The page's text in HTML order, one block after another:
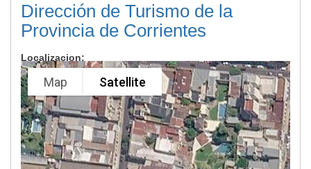
Dirección de Turismo de la
Provincia de Corrientes
Localizacion:
Map Satellite